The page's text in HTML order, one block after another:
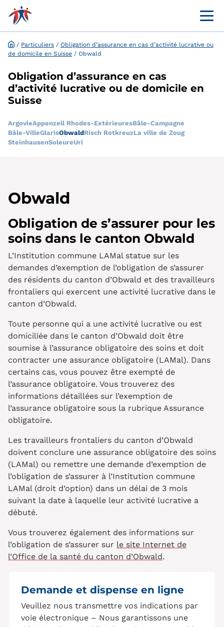
Menü
/ Particuliers / Obligation d’assurance en cas d’activité lucrative ou
de domicile en Suisse / Obwald
Obligation d’assurance en cas
d’activité lucrative ou de domicile en
Suisse
ArgovieAppenzell Rhodes-ExtérieuresBâle-Campagne
Bâle-VilleGlarisObwaldRisch RotkreuzLa ville de Zoug
SteinhausenSoleureUri
Obwald
Obligation de s’assurer pour les
soins dans le canton Obwald
L’Institution commune LAMal statue sur les
demandes d’exemption de l’obligation de s’assurer
des résidents du canton d’Obwald et des travailleurs
frontaliers qui exercent une activité lucrative dans le
canton d’Obwald.
Toute personne qui a une activité lucrative ou est
domiciliée dans le canton d’Obwald doit être
soumise à l’assurance obligatoire des soins et doit
contracter une assurance obligatoire (LAMal). Dans
certains cas, vous pouvez être exempté de
l’assurance obligatoire. Vous trouverez des
informations détaillées sur l’exemption de
l’assurance obligatoire sous la rubrique Assurance
obligatoire.
Les travailleurs frontaliers du canton d’Obwald
doivent conclure une assurance obligatoire des soins
(LAMal) ou remettre une demande d’exemption de
l’obligation de s’assurer à l’Institution commune
LAMal (droit d’option) dans un délai de 3 mois
suivant la date à laquelle leur activité lucrative a
débuté.
Vous trouverez également des informations sur
l’obligation de s’assurer sur le site Internet de
l’Office de la santé du canton d’Obwald.
Demande et dispense en ligne
Veuillez nous transmettre vos indications par
voie électronique – Nous garantissons une